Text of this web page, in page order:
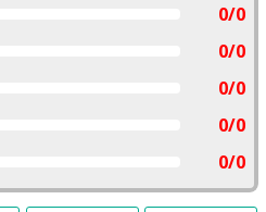
0/0
0/0
0/0
0/0
0/0